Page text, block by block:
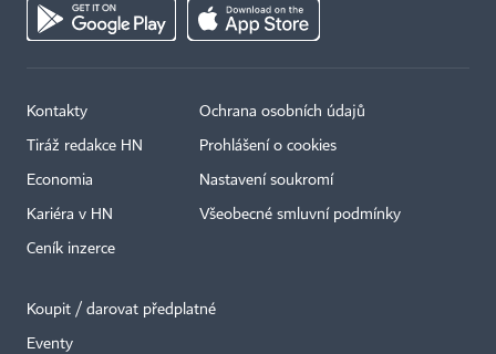
Kontakty
Tiráž redakce HN
Economia
Kariéra v HN
Ceník inzerce
Ochrana osobních údajů
Prohlášení o cookies
Nastavení soukromí
Všeobecné smluvní podmínky
Koupit / darovat předplatné
Eventy